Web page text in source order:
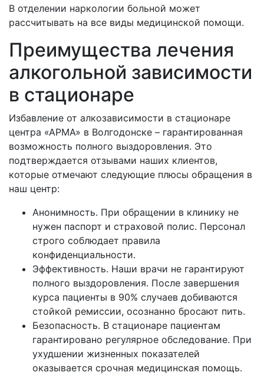
В отделении наркологии больной может
рассчитывать на все виды медицинской помощи.
Преимущества лечения
алкогольной зависимости
в стационаре
Избавление от алкозависимости в стационаре
центра «АРМА» в Волгодонске – гарантированная
возможность полного выздоровления. Это
подтверждается отзывами наших клиентов,
которые отмечают следующие плюсы обращения в
наш центр:
Анонимность. При обращении в клинику не
нужен паспорт и страховой полис. Персонал
строго соблюдает правила
конфиденциальности.
Эффективность. Наши врачи не гарантируют
полного выздоровления. После завершения
курса пациенты в 90% случаев добиваются
стойкой ремиссии, осознанно бросают пить.
Безопасность. В стационаре пациентам
гарантировано регулярное обследование. При
ухудшении жизненных показателей
оказывается срочная медицинская помощь.